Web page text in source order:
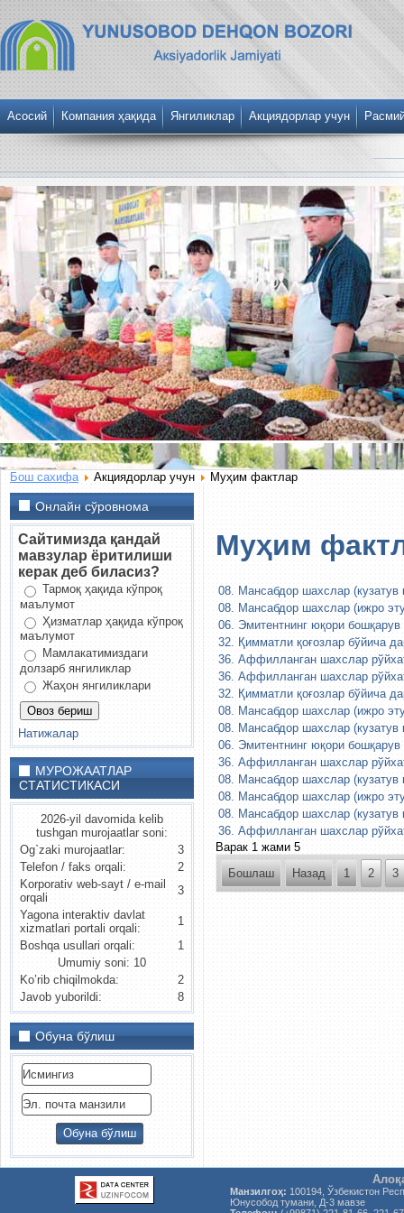
Асосий Компания ҳақида Янгиликлар Акциядорлар учун
Бош сахифа Акциядорлар учун Муҳим фактлар
Онлайн сўровнома
Сайтимизда қандай
мавзулар ёритилиши
керак деб биласиз?
Тармоқ ҳақида кўпроқ
маълумот
Ҳизматлар ҳақида кўпроқ
маълумот
Мамлакатимиздаги
долзарб янгиликлар
Жаҳон янгиликлари
Натижалар
МУРОЖААТЛАР
СТАТИСТИКАСИ
2026-yil davomida kelib
tushgan murojaatlar soni:
Og`zaki murojaatlar:
3
Telefon / faks orqali:
2
Korporativ web-sayt / e-mail
orqali
3
Yagona interaktiv davlat
xizmatlari portali orqali:
1
Boshqa usullari orqali:
1
Umumiy soni: 10
Ko’rib chiqilmokda:
2
Javob yuborildi:
8
Обуна бўлиш
Муҳим
08. Мансабдор шахслар (кузатув
08. Мансабдор шахслар (ижро
06. Эмитентнинг юқори бошқарув
32. Қимматли қоғозлар бўйича
36. Аффилланган шахслар
36. Аффилланган шахслар
32. Қимматли қоғозлар бўйича
08. Мансабдор шахслар (ижро
08. Мансабдор шахслар (кузатув
06. Эмитентнинг юқори бошқарув
36. Аффилланган шахслар
08. Мансабдор шахслар (кузатув
08. Мансабдор шахслар (ижро
08. Мансабдор шахслар (кузатув
36. Аффилланган шахслар
Варак 1 жами 5
Бошлаш
Назад 1 2 3
Манзилгоҳ: 100194, Ўзбекистон
Юнусобод тумани, Д-3 мавзе